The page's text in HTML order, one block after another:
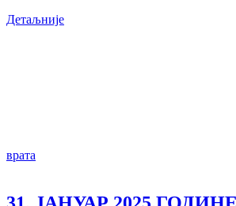
Детаљније
врата